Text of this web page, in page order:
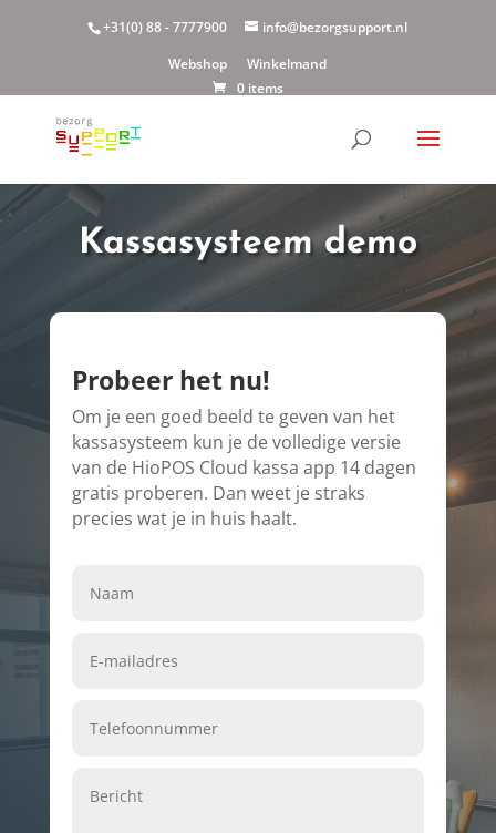
+31(0) 88 - 7777900
info@bezorgsupport.nl
Webshop
Winkelmand
0 items
Kassasysteem demo
Probeer het nu!
Om je een goed beeld te geven van het
kassasysteem kun je de volledige versie
van de HioPOS Cloud kassa app 14 dagen
gratis proberen. Dan weet je straks
precies wat je in huis haalt.